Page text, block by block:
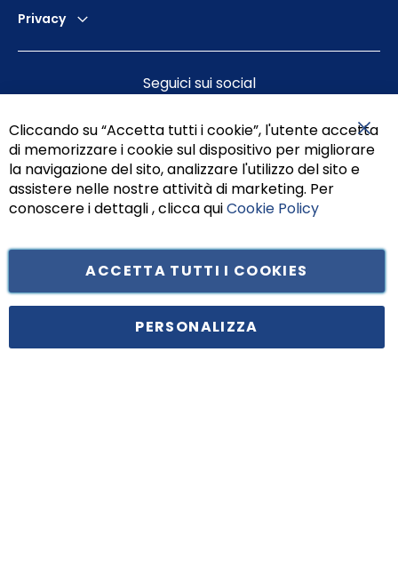
Privacy
Seguici sui social
Principe di Piemonte 199, cap. 80026 Casoria (NA) - C.F. 05834470634 -
Cliccando su “Accetta tutti i cookie”, l'utente accetta
di memorizzare i cookie sul dispositivo per migliorare
la navigazione del sito, analizzare l'utilizzo del sito e
assistere nelle nostre attività di marketing. Per
conoscere i dettagli , clicca quiCookie Policy
ACCETTA TUTTI I COOKIES
PERSONALIZZA